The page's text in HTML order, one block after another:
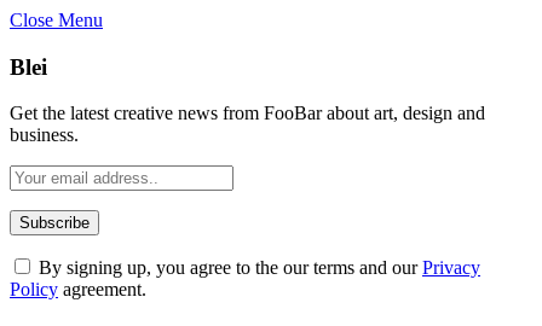
Close Menu
Blei
Get the latest creative news from FooBar about art, design and
business.
By signing up, you agree to the our terms and ourPrivacy
Policy agreement.